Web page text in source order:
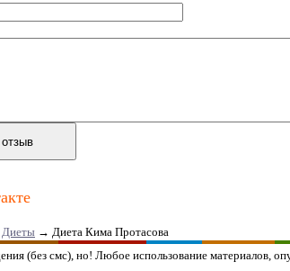
Диеты → Диета Кима Протасова
(без смс), но! Любое использование материалов,